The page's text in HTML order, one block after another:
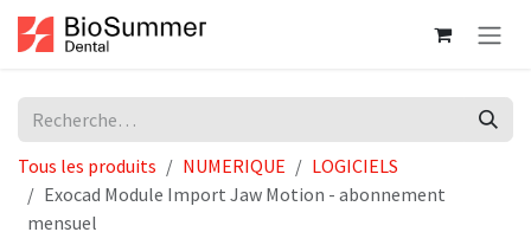
Se rendre au contenu
Tous les produits NUMERIQUE
LOGICIELS
Exocad Module Import Jaw Motion - abonnement
mensuel